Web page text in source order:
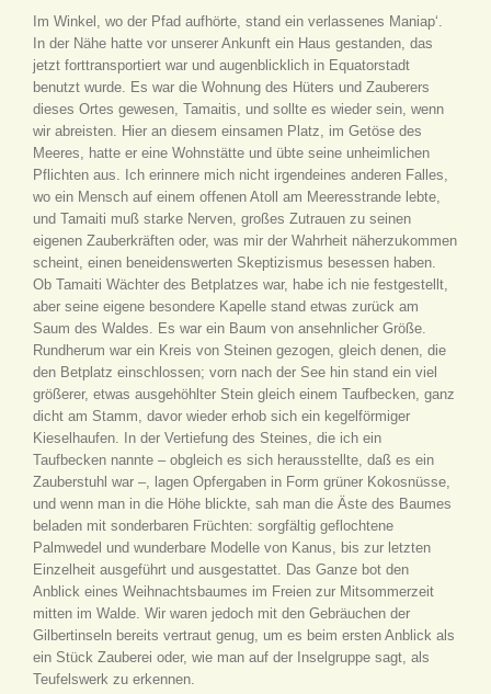
Im Winkel, wo der Pfad aufhörte, stand ein verlassenes Maniap‘.
In der Nähe hatte vor unserer Ankunft ein Haus gestanden, das
jetzt forttransportiert war und augenblicklich in Equatorstadt
benutzt wurde. Es war die Wohnung des Hüters und Zauberers
dieses Ortes gewesen, Tamaitis, und sollte es wieder sein, wenn
wir abreisten. Hier an diesem einsamen Platz, im Getöse des
Meeres, hatte er eine Wohnstätte und übte seine unheimlichen
Pflichten aus. Ich erinnere mich nicht irgendeines anderen Falles,
wo ein Mensch auf einem offenen Atoll am Meeresstrande lebte,
und Tamaiti muß starke Nerven, großes Zutrauen zu seinen
eigenen Zauberkräften oder, was mir der Wahrheit näherzukommen
scheint, einen beneidenswerten Skeptizismus besessen haben.
Ob Tamaiti Wächter des Betplatzes war, habe ich nie festgestellt,
aber seine eigene besondere Kapelle stand etwas zurück am
Saum des Waldes. Es war ein Baum von ansehnlicher Größe.
Rundherum war ein Kreis von Steinen gezogen, gleich denen, die
den Betplatz einschlossen; vorn nach der See hin stand ein viel
größerer, etwas ausgehöhlter Stein gleich einem Taufbecken, ganz
dicht am Stamm, davor wieder erhob sich ein kegelförmiger
Kieselhaufen. In der Vertiefung des Steines, die ich ein
Taufbecken nannte – obgleich es sich herausstellte, daß es ein
Zauberstuhl war –, lagen Opfergaben in Form grüner Kokosnüsse,
und wenn man in die Höhe blickte, sah man die Äste des Baumes
beladen mit sonderbaren Früchten: sorgfältig geflochtene
Palmwedel und wunderbare Modelle von Kanus, bis zur letzten
Einzelheit ausgeführt und ausgestattet. Das Ganze bot den
Anblick eines Weihnachtsbaumes im Freien zur Mitsommerzeit
mitten im Walde. Wir waren jedoch mit den Gebräuchen der
Gilbertinseln bereits vertraut genug, um es beim ersten Anblick als
ein Stück Zauberei oder, wie man auf der Inselgruppe sagt, als
Teufelswerk zu erkennen.